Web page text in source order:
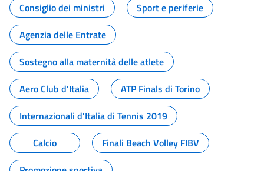
Consiglio dei ministri
Sport e periferie
Agenzia delle Entrate
Sostegno alla maternità delle atlete
Aero Club d'Italia
ATP Finals di Torino
Internazionali d'Italia di Tennis 2019
Calcio
Finali Beach Volley FIBV